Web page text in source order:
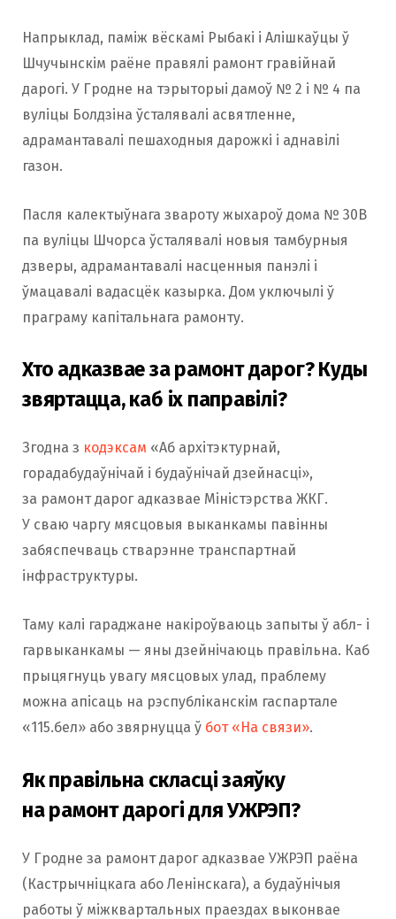
Напрыклад, паміж вёскамі Рыбакі і Алішкаўцы ў
Шчучынскім раёне правялі рамонт гравійнай
дарогі. У Гродне на тэрыторыі дамоў № 2 і № 4 па
вуліцы Болдзіна ўсталявалі асвятленне,
адрамантавалі пешаходныя дарожкі і аднавілі
газон.
Пасля калектыўнага звароту жыхароў дома № 30В
па вуліцы Шчорса ўсталявалі новыя тамбурныя
дзверы, адрамантавалі насценныя панэлі і
ўмацавалі вадасцёк казырка. Дом уключылі ў
праграму капітальнага рамонту.
Хто адказвае за рамонт дарог? Куды
звяртацца, каб іх паправілі?
Згодна з кодэксам «Аб архітэктурнай,
горадабудаўнічай і будаўнічай дзейнасці»,
за рамонт дарог адказвае Міністэрства ЖКГ.
У сваю чаргу мясцовыя выканкамы павінны
забяспечваць стварэнне транспартнай
інфраструктуры.
Таму калі гараджане накіроўваюць запыты ў абл- і
гарвыканкамы — яны дзейнічаюць правільна. Каб
прыцягнуць увагу мясцовых улад, праблему
можна апісаць на рэспубліканскім гаспартале
«115.бел» або звярнуцца ў бот «На связи».
Як правільна скласці заяўку
на рамонт дарогі для УЖРЭП?
У Гродне за рамонт дарог адказвае УЖРЭП раёна
(Кастрычніцкага або Ленінскага), а будаўнічыя
работы ў міжквартальных праездах выконвае